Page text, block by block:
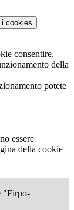
i cookies
consentire.
della
potete
essere
della cookie
"Firpo-